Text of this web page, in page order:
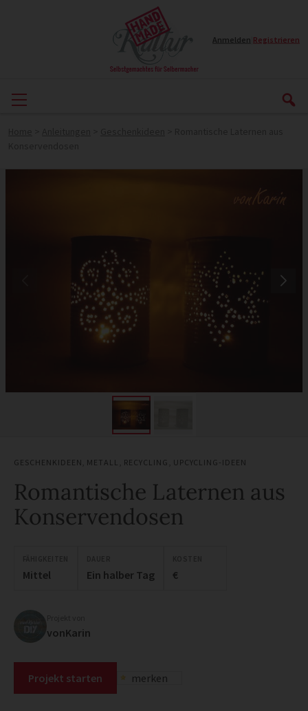
Anmelden Registrieren
GESCHENKIDEEN METALL RECYCLING UPCYCLING-IDEEN
Romantische Laternen aus
Konservendosen
Mittel Ein halber Tag €
vonKarin
Projekt starten merken